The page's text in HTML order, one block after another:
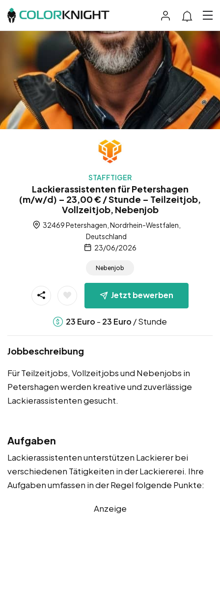
STAFFTIGER
Lackierassistenten für Petershagen
(m/w/d) – 23,00 € / Stunde – Teilzeitjob,
Vollzeitjob, Nebenjob
32469 Petershagen, Nordrhein-Westfalen,
Deutschland
23/06/2026
Nebenjob
Jetzt bewerben
23 Euro - 23 Euro / Stunde
Jobbeschreibung
Für Teilzeitjobs, Vollzeitjobs und Nebenjobs in
Petershagen werden kreative und zuverlässige
Lackierassistenten gesucht.
Aufgaben
Lackierassistenten unterstützen Lackierer bei
verschiedenen Tätigkeiten in der Lackiererei. Ihre
Aufgaben umfassen in der Regel folgende Punkte:
Anzeige